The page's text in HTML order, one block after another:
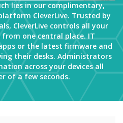
lies in our complimentary,
CleverLive. Trusted by
CleverLive controls all your
one central place. IT
or the latest firmware and
their desks. Administrators
across your devices all
of a few seconds.